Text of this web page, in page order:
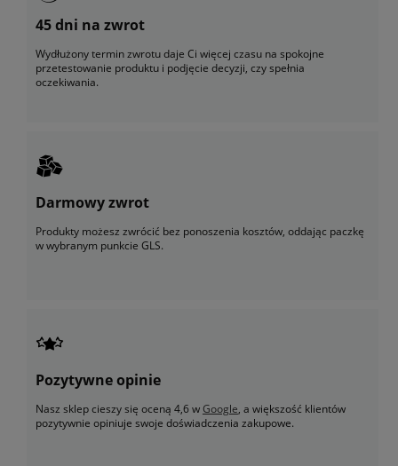
45 dni na zwrot
Wydłużony termin zwrotu daje Ci więcej czasu na spokojne
przetestowanie produktu i podjęcie decyzji, czy spełnia
oczekiwania.
Darmowy zwrot
Produkty możesz zwrócić bez ponoszenia kosztów, oddając paczkę
w wybranym punkcie GLS.
Pozytywne opinie
Nasz sklep cieszy się oceną 4,6 wGoogle, a większość klientów
pozytywnie opiniuje swoje doświadczenia zakupowe.